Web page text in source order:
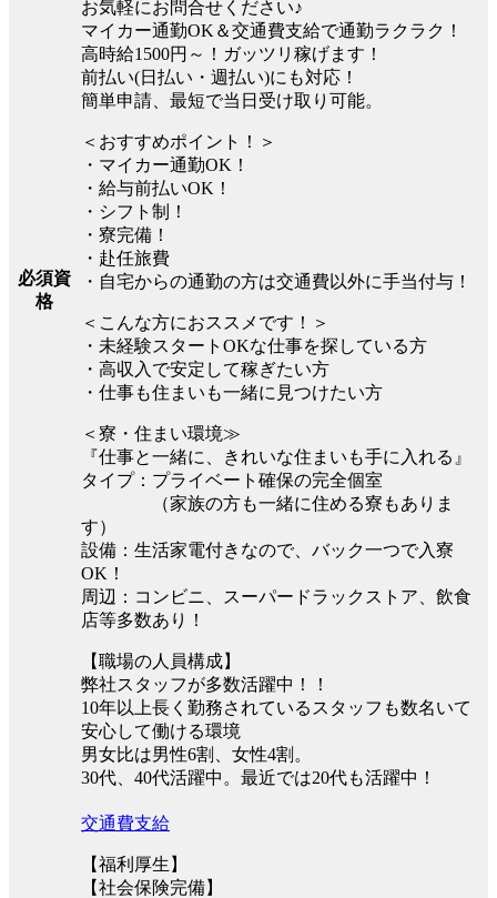
必須資
格
お気軽にお問合せください♪
マイカー通勤OK＆交通費支給で通勤ラクラク！
高時給1500円～！ガッツリ稼げます！
前払い(日払い・週払い)にも対応！
簡単申請、最短で当日受け取り可能。
＜おすすめポイント！＞
・マイカー通勤OK！
・給与前払いOK！
・シフト制！
・寮完備！
・赴任旅費
・自宅からの通勤の方は交通費以外に手当付与！
＜こんな方におススメです！＞
・未経験スタートOKな仕事を探している方
・高収入で安定して稼ぎたい方
・仕事も住まいも一緒に見つけたい方
＜寮・住まい環境≫
『仕事と一緒に、きれいな住まいも手に入れる』
タイプ：プライベート確保の完全個室
（家族の方も一緒に住める寮もありま
す）
設備：生活家電付きなので、バック一つで入寮
OK！
周辺：コンビニ、スーパードラックストア、飲食
店等多数あり！
【職場の人員構成】
弊社スタッフが多数活躍中！！
10年以上長く勤務されているスタッフも数名いて
安心して働ける環境
男女比は男性6割、女性4割。
30代、40代活躍中。最近では20代も活躍中！
交通費支給
【福利厚生】
【社会保険完備】